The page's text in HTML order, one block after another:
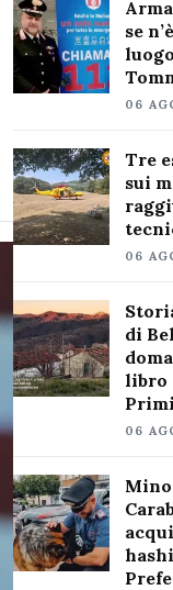
se
06
Tre
sui
06
di
libro
06